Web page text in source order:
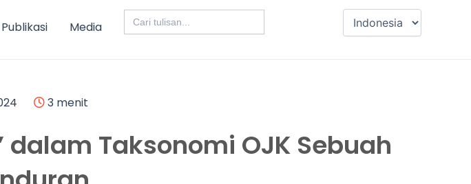
Publikasi Media
Search
for:
3 menit
Taksonomi OJK Sebuah